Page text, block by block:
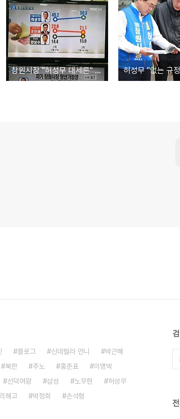
창원시장 "허성무 대세론" 선거 민심 굳어져
블로그 신데렐라 언니
박근혜
북한 추노 홍준표
이명박
선덕여왕 삼성 노무현
허성무
해고 박정희 손석형